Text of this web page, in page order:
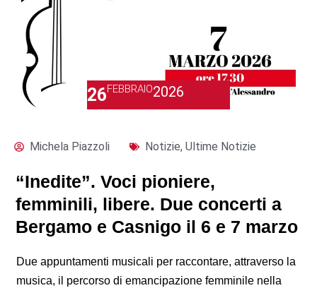
26FEBBRAIO2026
Michela Piazzoli Notizie, Ultime Notizie
“Inedite”. Voci pioniere,
femminili, libere. Due concerti a
Bergamo e Casnigo il 6 e 7 marzo
Due appuntamenti musicali per raccontare, attraverso la
musica, il percorso di emancipazione femminile nella